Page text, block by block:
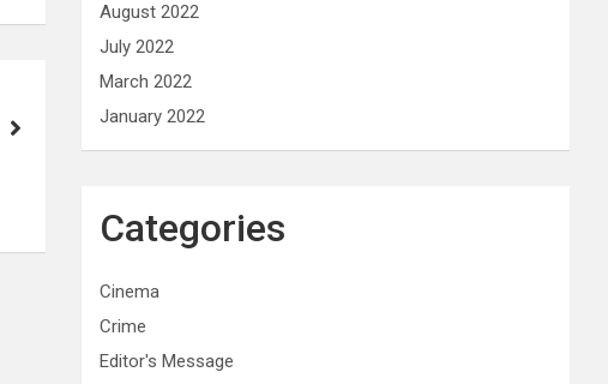
August 2022
July 2022
March 2022
January 2022
Categories
Cinema
Crime
Editor's Message